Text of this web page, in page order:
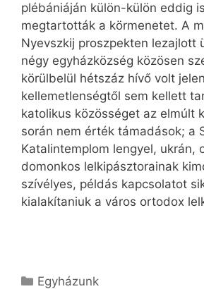
plébániáján külön-külön eddig
megtartották a körmenetet. A
Nyevszkij proszpekten lezajlott
négy egyházközség közösen
körülbelül hétszáz hívő volt
kellemetlenségtől sem kellett
katolikus közösséget az elmúlt
során nem érték támadások; a
Katalintemplom lengyel, ukrán,
domonkos lelkipásztorainak
szívélyes, példás kapcsolatot
kialakítaniuk a város ortodox
Kategória
Egyházunk